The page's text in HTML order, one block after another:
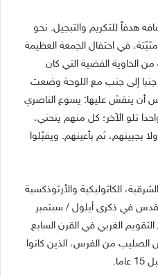
هدفاً للتكريم والتبجيل. نحو
في احتفال الجمعة العظيمة
الحاوية الفضية التي كان
إلى جنب مع اللوحة وضعت
أن ينقش عليها: يسوع الناصري
تلو الآخر؛ كل منهم ينحني،
بجبينهم، ثم بأعينهم. ويقبّلوا
الكاثوليكية والأرثوذكسية
في ذكرى أيلول / سبتمبر
الغربي في القرن السابع
الصليب من الفرس، الذين كانوا